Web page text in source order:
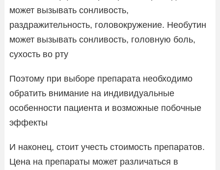
может вызывать сонливость,
раздражительность, головокружение. Необутин
может вызывать сонливость, головную боль,
сухость во рту
Поэтому при выборе препарата необходимо
обратить внимание на индивидуальные
особенности пациента и возможные побочные
эффекты
И наконец, стоит учесть стоимость препаратов.
Цена на препараты может различаться в